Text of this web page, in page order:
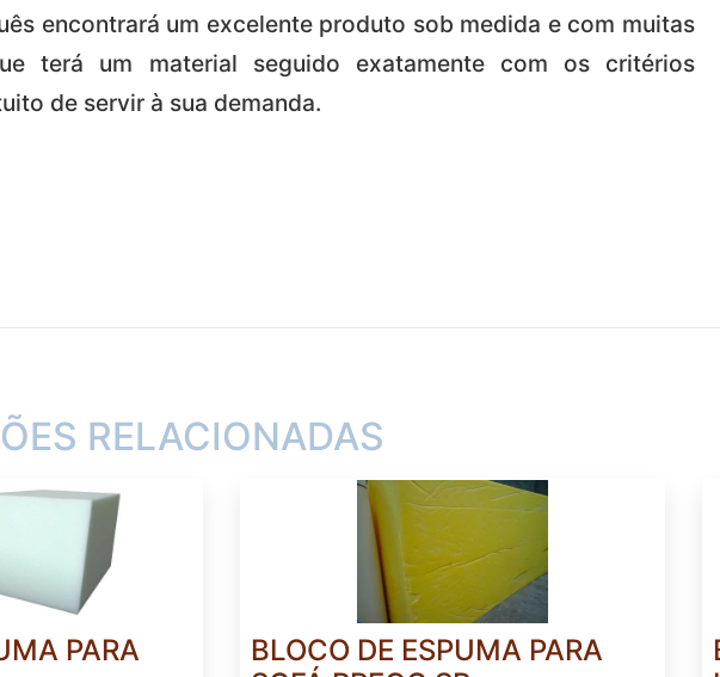
encontrará um excelente produto sob medida e com muitas
terá um material seguido exatamente com os critérios
de servir à sua demanda.
RELACIONADAS
PARA
BLOCO DE ESPUMA PARA